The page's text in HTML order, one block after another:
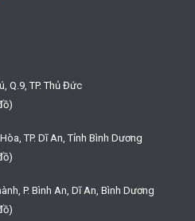
Q.9, TP. Thủ Đức
TP. Dĩ An, Tỉnh Bình Dương
P. Bình An, Dĩ An, Bình Dương